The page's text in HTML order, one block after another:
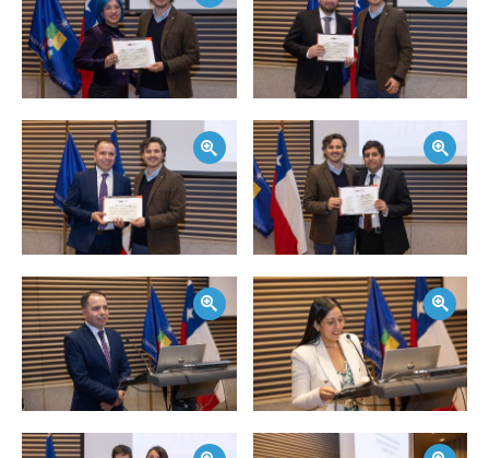
Zoom Zoom
Zoom Zoom
Zoom Zoom